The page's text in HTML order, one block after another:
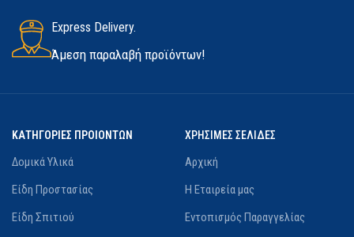
Express Delivery.
Άμεση παραλαβή προϊόντων!
ΚΑΤΗΓΟΡΙΕΣ ΠΡΟΙΟΝΤΩΝ
Δομικά Υλικά
Είδη Προστασίας
Είδη Σπιτιού
ΧΡΗΣΙΜΕΣ ΣΕΛΙΔΕΣ
Αρχική
Η Εταιρεία μας
Εντοπισμός Παραγγελίας